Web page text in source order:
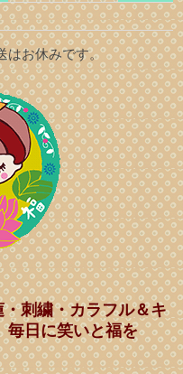
はお休みです。
刺繍・カラフル＆キ
毎日に笑いと福を